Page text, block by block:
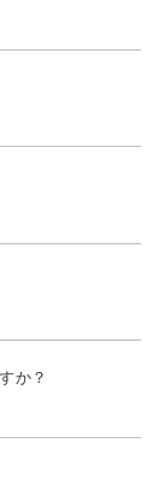
か？